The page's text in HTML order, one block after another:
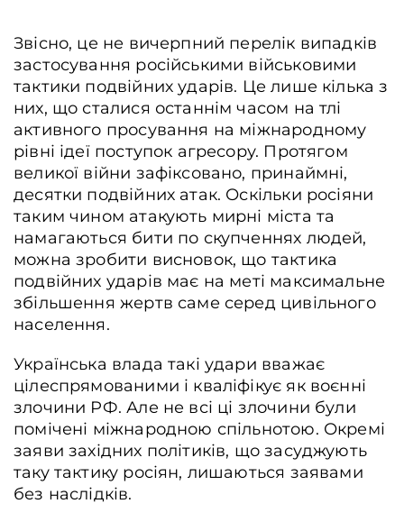
Звісно, це не вичерпний перелік випадків
застосування російськими військовими
тактики подвійних ударів. Це лише кілька з
них, що сталися останнім часом на тлі
активного просування на міжнародному
рівні ідеї поступок агресору. Протягом
великої війни зафіксовано, принаймні,
десятки подвійних атак. Оскільки росіяни
таким чином атакують мирні міста та
намагаються бити по скупченнях людей,
можна зробити висновок, що тактика
подвійних ударів має на меті максимальне
збільшення жертв саме серед цивільного
населення.
Українська влада такі удари вважає
цілеспрямованими і кваліфікує як воєнні
злочини РФ. Але не всі ці злочини були
помічені міжнародною спільнотою. Окремі
заяви західних політиків, що засуджують
таку тактику росіян, лишаються заявами
без наслідків.